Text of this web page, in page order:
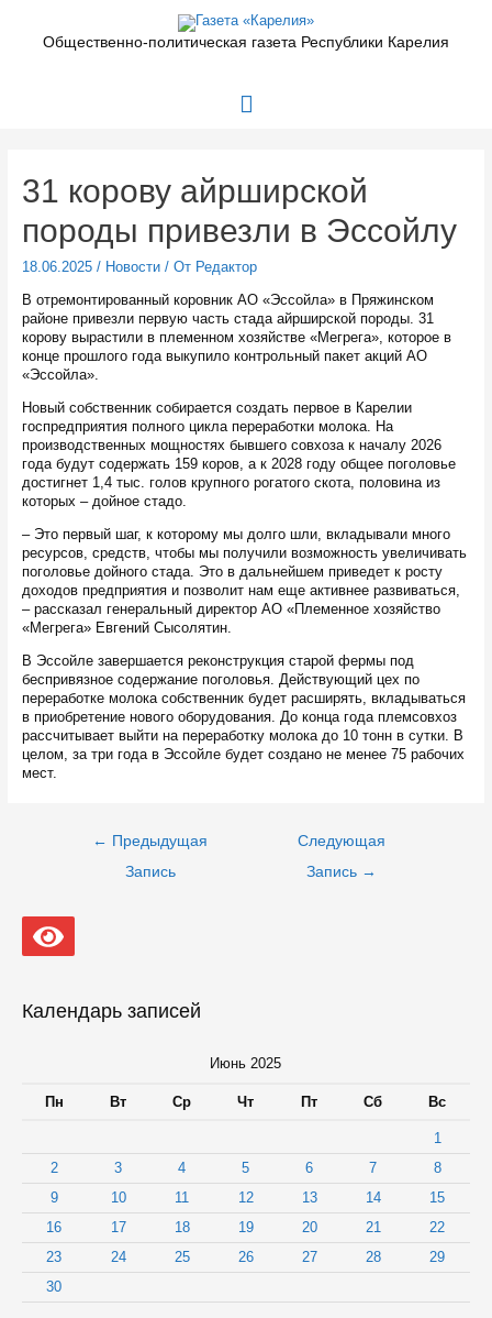
содержимомуОбщественно-политическая газета Республики Карелия
Главное
31 корову айрширской
породы привезли в Эссойлу
18.06.2025/ Новости/ От Редактор
В отремонтированный коровник АО «Эссойла» в Пряжинском
районе привезли первую часть стада айрширской породы. 31
корову вырастили в племенном хозяйстве «Мегрега», которое в
конце прошлого года выкупило контрольный пакет акций АО
«Эссойла».
Новый собственник собирается создать первое в Карелии
госпредприятия полного цикла переработки молока. На
производственных мощностях бывшего совхоза к началу 2026
года будут содержать 159 коров, а к 2028 году общее поголовье
достигнет 1,4 тыс. голов крупного рогатого скота, половина из
которых – дойное стадо.
– Это первый шаг, к которому мы долго шли, вкладывали много
ресурсов, средств, чтобы мы получили возможность увеличивать
поголовье дойного стада. Это в дальнейшем приведет к росту
доходов предприятия и позволит нам еще активнее развиваться,
– рассказал генеральный директор АО «Племенное хозяйство
«Мегрега» Евгений Сысолятин.
В Эссойле завершается реконструкция старой фермы под
беспривязное содержание поголовья. Действующий цех по
переработке молока собственник будет расширять, вкладываться
в приобретение нового оборудования. До конца года племсовхоз
рассчитывает выйти на переработку молока до 10 тонн в сутки. В
целом, за три года в Эссойле будет создано не менее 75 рабочих
мест.
Навигация
← Предыдущая
Запись
Следующая
Запись →
Календарь записей
Июнь 2025
Пн Вт Ср Чт Пт Сб Вс
1
2
3 4 5 6 7
8
9
10 11 12 13 14
15
16
17 18 19 20 21
22
23
24 25 26 27 28
29
30